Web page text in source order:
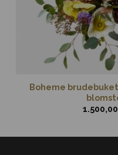
Boheme
1.500,00